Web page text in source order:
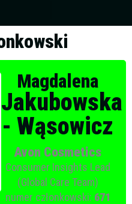
Magdalena
Jakubowska
- Wąsowicz
Avon Cosmetics
Consumer Insights Lead
(Global Care Team)
numer członkowski: 671